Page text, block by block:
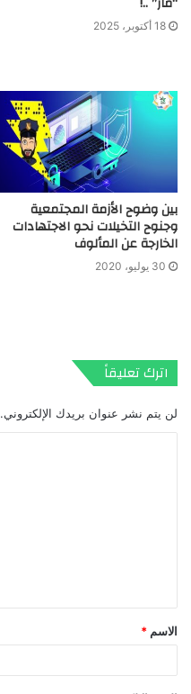
18 أكتوبر، 2025
بين وضوح الأزمة المجتمعية
وجنوح التخيلات نحو الاجتهادات
الخارجة عن المألوف
30 يوليو، 2020
اترك تعليقاً
لن يتم نشر عنوان بريدك الإلكتروني.
الاسم *